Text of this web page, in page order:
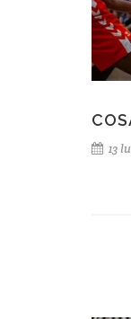
13